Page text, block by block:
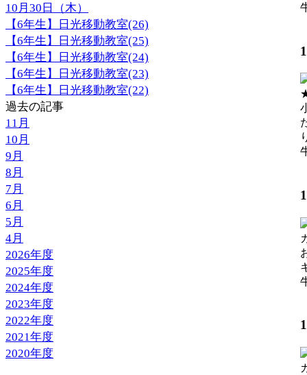
10月30日（木）
【6年生】日光移動教室(26)
【6年生】日光移動教室(25)
【6年生】日光移動教室(24)
【6年生】日光移動教室(23)
【6年生】日光移動教室(22)
過去の記事
11月
10月
9月
8月
7月
6月
5月
4月
2026年度
2025年度
2024年度
2023年度
2022年度
2021年度
2020年度